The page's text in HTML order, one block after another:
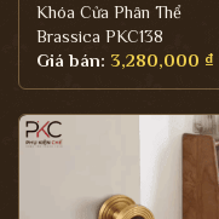
Khóa Cửa Phân Thể
Brassica PKC138
Giá bán: 3,280,000 ₫